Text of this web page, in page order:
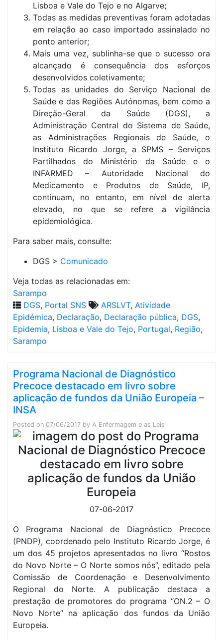
Lisboa e Vale do Tejo e no Algarve;
Todas as medidas preventivas foram adotadas
em relação ao caso importado assinalado no
ponto anterior;
Mais uma vez, sublinha-se que o sucesso ora
alcançado é consequência dos esforços
desenvolvidos coletivamente;
Todas as unidades do Serviço Nacional de
Saúde e das Regiões Autónomas, bem como a
Direção-Geral da Saúde (DGS), a
Administração Central do Sistema de Saúde,
as Administrações Regionais de Saúde, o
Instituto Ricardo Jorge, a SPMS – Serviços
Partilhados do Ministério da Saúde e o
INFARMED – Autoridade Nacional do
Medicamento e Produtos de Saúde, IP,
continuam, no entanto, em nível de alerta
elevado, no que se refere a vigilância
epidemiológica.
Para saber mais, consulte:
DGS > Comunicado
Veja todas as relacionadas em:
Sarampo
DGS, Portal SNS ARSLVT, Atividade
Epidémica, Declaração, Declaração pública, DGS,
Epidemia, Lisboa e Vale do Tejo, Portugal, Região,
Sarampo
Programa Nacional de Diagnóstico
Precoce destacado em livro sobre
aplicação de fundos da União Europeia –
INSA
Posted on 07/06/2017 by A Enfermagem e as Leis
07-06-2017
O Programa Nacional de Diagnóstico Precoce
(PNDP), coordenado pelo Instituto Ricardo Jorge, é
um dos 45 projetos apresentados no livro “Rostos
do Novo Norte – O Norte somos nós”, editado pela
Comissão de Coordenação e Desenvolvimento
Regional do Norte. A publicação destaca a
prestação de promotores do programa “ON.2 – O
Novo Norte” na aplicação dos fundos da União
Europeia.